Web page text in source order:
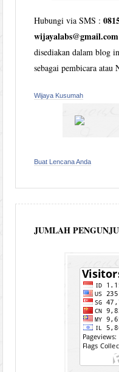
Hubungi via SMS :
wijayalabs@gmail.com
disediakan dalam blog
sebagai pembicara atau
Wijaya Kusumah
Buat Lencana Anda
JUMLAH